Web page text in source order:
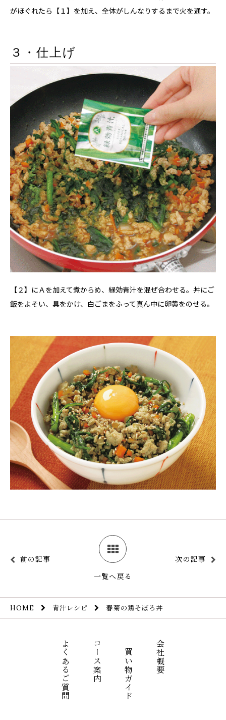
がほぐれたら【１】を加え、全体がしんなりするまで火を通す。
３・仕上げ
【２】にＡを加えて煮からめ、緑効青汁を混ぜ合わせる。丼にご
飯をよそい、具をかけ、白ごまをふって真ん中に卵黄をのせる。
前の記事
一覧へ戻る
次の記事
HOME 青汁レシピ 春菊の鶏そぼろ丼
会社概要
お買い物ガイド
コース案内
よくあるご質問